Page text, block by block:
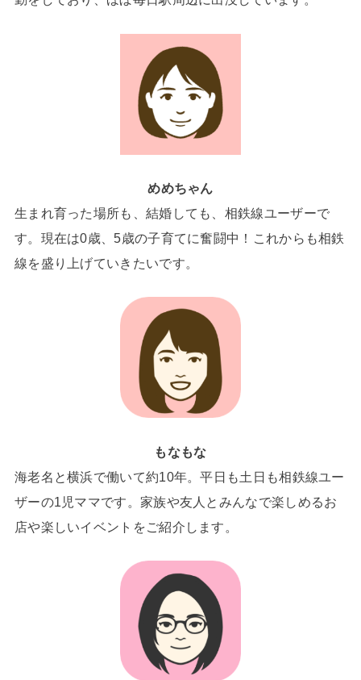
めめちゃん
生まれ育った場所も、結婚しても、相鉄線ユーザーで
す。現在は0歳、5歳の子育てに奮闘中！これからも相鉄
線を盛り上げていきたいです。
もなもな
海老名と横浜で働いて約10年。平日も土日も相鉄線ユー
ザーの1児ママです。家族や友人とみんなで楽しめるお
店や楽しいイベントをご紹介します。